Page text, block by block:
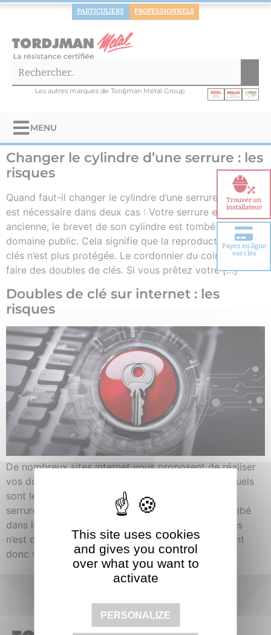
PARTICULIERS PROFESSIONNELS
Les autres marques de Tordjman Métal Group
MENU
Trouver un
installateur
Choisir votre
Payez en ligne
vos clés
Changer le cylindre d’une serrure : les
risques
Quand faut-il changer le cylindre d’une serrure ? Cela
est nécessaire dans deux cas : Votre serrure est
ancienne, le brevet de son cylindre est tombé dans le
domaine public. Cela signifie que la reproduction de vos
clés n’est plus protégée. Le cordonnier du coin peut
faire des doubles de clés. Si vous prêtez votre […]
Doubles de clé sur internet : les
risques
De nombreux sites internet vous proposent de réaliser
vos doubles de clé. Comment fonctionnent-ils ? Quels
sont les risques ? Deux situations possibles Votre
serrure est ancienne : le brevet du cylindre est tombé
dans le domaine public, la reproduction de vos clés
n’est donc plus protégée. Ces sites internet peuvent
donc vous envoyer vos […]
This site uses cookies
and gives you control
over what you want to
activate
PERSONALIZE